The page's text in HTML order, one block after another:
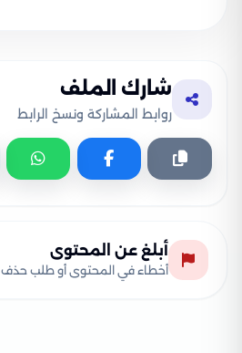
شارك الملف
روابط المشاركة ونسخ الرابط
أبلغ عن المحتوى
أخطاء في المحتوى أو طلب حذف